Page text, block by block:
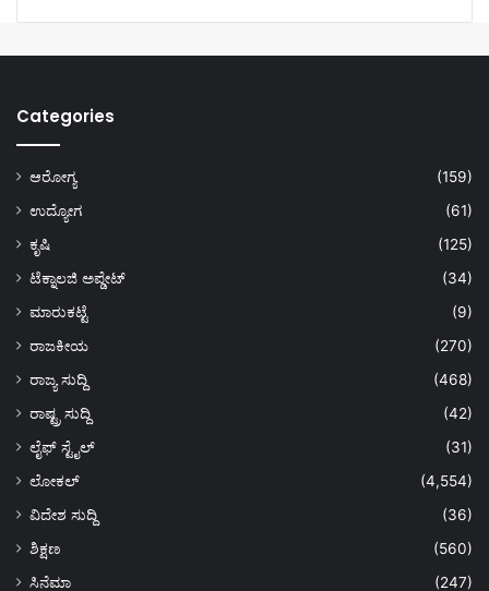
Categories
ಆರೋಗ್ಯ
(159)
ಉದ್ಯೋಗ
(61)
ಕೃಷಿ
(125)
ಟೆಕ್ನಾಲಜಿ ಅಪ್ಡೇಟ್
(34)
ಮಾರುಕಟ್ಟೆ
(9)
ರಾಜಕೀಯ
(270)
ರಾಜ್ಯ ಸುದ್ದಿ
(468)
ರಾಷ್ಟ್ರ ಸುದ್ದಿ
(42)
ಲೈಫ್ ಸ್ಟೈಲ್
(31)
ಲೋಕಲ್
(4,554)
ವಿದೇಶ ಸುದ್ದಿ
(36)
ಶಿಕ್ಷಣ
(560)
ಸಿನೆಮಾ
(247)